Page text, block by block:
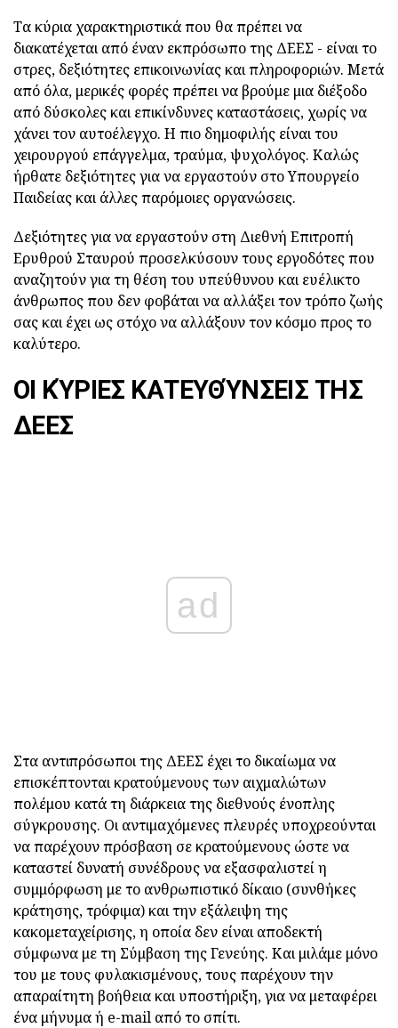
Τα κύρια χαρακτηριστικά που θα πρέπει να
διακατέχεται από έναν εκπρόσωπο της ΔΕΕΣ - είναι το
στρες, δεξιότητες επικοινωνίας και πληροφοριών. Μετά
από όλα, μερικές φορές πρέπει να βρούμε μια διέξοδο
από δύσκολες και επικίνδυνες καταστάσεις, χωρίς να
χάνει τον αυτοέλεγχο. Η πιο δημοφιλής είναι του
χειρουργού επάγγελμα, τραύμα, ψυχολόγος. Καλώς
ήρθατε δεξιότητες για να εργαστούν στο Υπουργείο
Παιδείας και άλλες παρόμοιες οργανώσεις.
Δεξιότητες για να εργαστούν στη Διεθνή Επιτροπή
Ερυθρού Σταυρού προσελκύσουν τους εργοδότες που
αναζητούν για τη θέση του υπεύθυνου και ευέλικτο
άνθρωπος που δεν φοβάται να αλλάξει τον τρόπο ζωής
σας και έχει ως στόχο να αλλάξουν τον κόσμο προς το
καλύτερο.
ΟΙ ΚΎΡΙΕΣ ΚΑΤΕΥΘΎΝΣΕΙΣ ΤΗΣ
ΔΕΕΣ
ad
Στα αντιπρόσωποι της ΔΕΕΣ έχει το δικαίωμα να
επισκέπτονται κρατούμενους των αιχμαλώτων
πολέμου κατά τη διάρκεια της διεθνούς ένοπλης
σύγκρουσης. Οι αντιμαχόμενες πλευρές υποχρεούνται
να παρέχουν πρόσβαση σε κρατούμενους ώστε να
καταστεί δυνατή συνέδρους να εξασφαλιστεί η
συμμόρφωση με το ανθρωπιστικό δίκαιο (συνθήκες
κράτησης, τρόφιμα) και την εξάλειψη της
κακομεταχείρισης, η οποία δεν είναι αποδεκτή
σύμφωνα με τη Σύμβαση της Γενεύης. Και μιλάμε μόνο
του με τους φυλακισμένους, τους παρέχουν την
απαραίτητη βοήθεια και υποστήριξη, για να μεταφέρει
ένα μήνυμα ή e-mail από το σπίτι.